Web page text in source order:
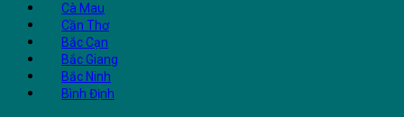
Cà Mau
Cần Thơ
Bắc Cạn
Bắc Giang
Bắc Ninh
Bình Định